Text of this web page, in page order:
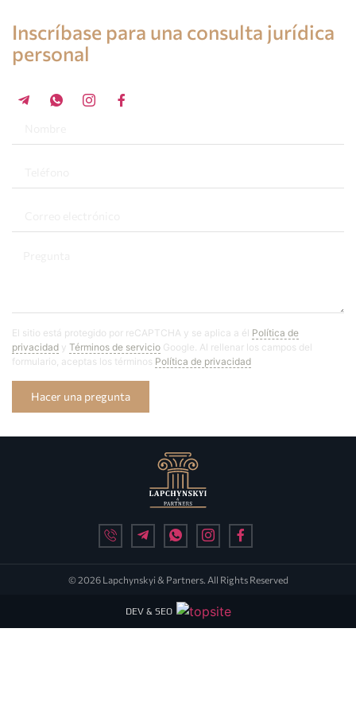
Inscríbase para una consulta jurídica
personal
El sitio está protegido por reCAPTCHA y se aplica a él Política de
privacidad y Términos de servicio Google. Al rellenar los campos del
formulario, aceptas los términos Política de privacidad
Hacer una pregunta
© 2026 Lapchynskyi & Partners. All Rights Reserved
DEV & SEO